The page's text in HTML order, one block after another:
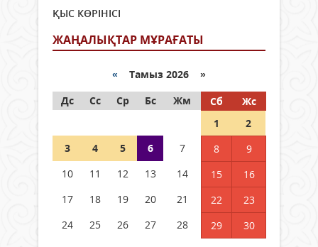
ҚЫС КӨРІНІСІ
ЖАҢАЛЫҚТАР МҰРАҒАТЫ
« Тамыз 2026 »
Дс
Сс Ср Бс Жм Сб
Жс
1
2
3
4 5 6 7 8
9
10
11 12 13 14 15
16
17
18 19 20 21 22
23
24
25 26 27 28 29
30